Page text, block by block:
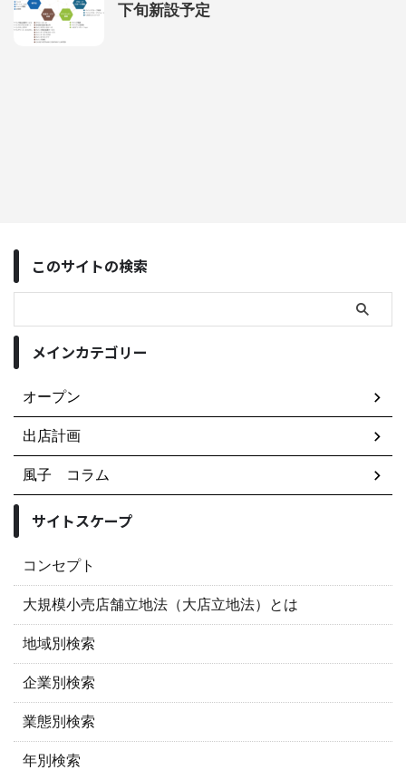
下旬新設予定
このサイトの検索
メインカテゴリー
オープン
出店計画
風子 コラム
サイトスケープ
コンセプト
大規模小売店舗立地法（大店立地法）とは
地域別検索
企業別検索
業態別検索
年別検索